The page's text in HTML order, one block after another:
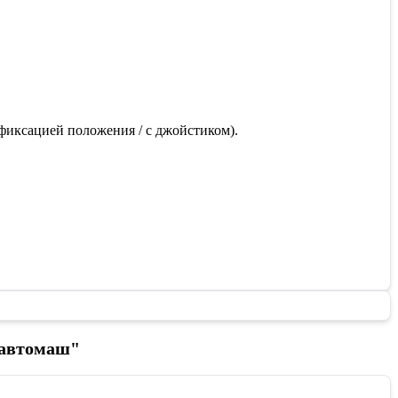
положения / с джойстиком).